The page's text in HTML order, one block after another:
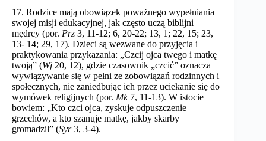
17. Rodzice mają obowiązek poważnego wypełniania
swojej misji edukacyjnej, jak często uczą biblijni
mędrcy (por. Prz 3, 11-12; 6, 20-22; 13, 1; 22, 15; 23,
13- 14; 29, 17). Dzieci są wezwane do przyjęcia i
praktykowania przykazania: „Czcij ojca twego i matkę
twoją” (Wj 20, 12), gdzie czasownik „czcić” oznacza
wywiązywanie się w pełni ze zobowiązań rodzinnych i
społecznych, nie zaniedbując ich przez uciekanie się do
wymówek religijnych (por. Mk7, 11-13). W istocie
bowiem: „Kto czci ojca, zyskuje odpuszczenie
grzechów, a kto szanuje matkę, jakby skarby
gromadził” (Syr3, 3-4).